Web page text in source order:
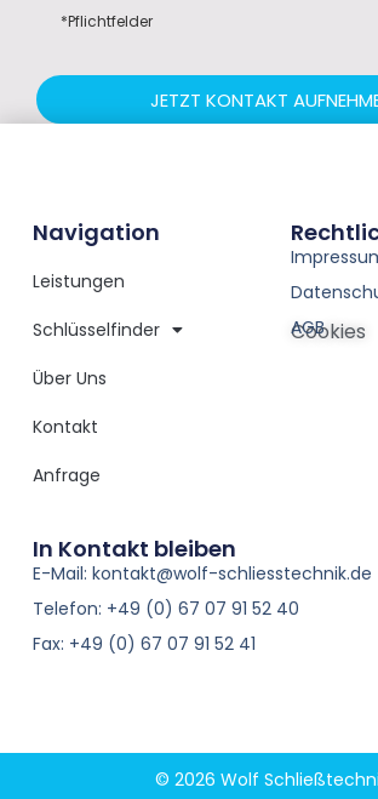
*Pflichtfelder
JETZT KONTAKT
In Kontakt bleiben
E-Mail: kontakt@wolf-schliesstechnik.de
Telefon: +49 (0) 67 07 91 52 40
Fax: +49 (0) 67 07 91 52 41
Navigation
Leistungen
Schlüsselfinder
Über Uns
Kontakt
Anfrage
AGB
Cookies
© 2026 Wolf